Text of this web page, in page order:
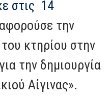
στις 14
την
κτηρίου στην
την δημιουργία
Αίγινας».